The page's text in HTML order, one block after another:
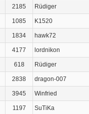
2185 Rüdiger
1085 K1520
1834 hawk72
4177 lordnikon
618 Rüdiger
2838 dragon-007
3945 Winfried
1197 SuTiKa